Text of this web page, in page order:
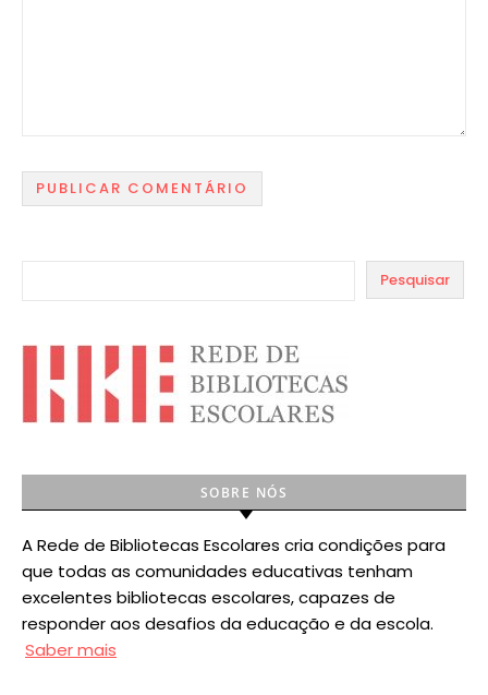
Pesquisar
SOBRE NÓS
A Rede de Bibliotecas Escolares cria condições para
que todas as comunidades educativas tenham
excelentes bibliotecas escolares, capazes de
responder aos desafios da educação e da escola.
Saber mais